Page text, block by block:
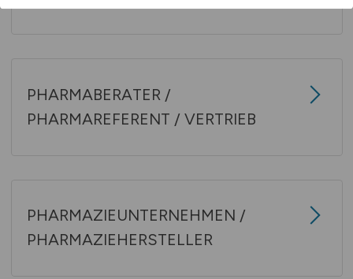
PHARMABERATER /
PHARMAREFERENT / VERTRIEB
PHARMAZIEUNTERNEHMEN /
PHARMAZIEHERSTELLER